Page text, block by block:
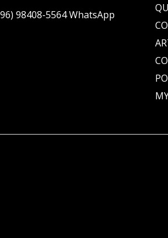
98408-5564 WhatsApp